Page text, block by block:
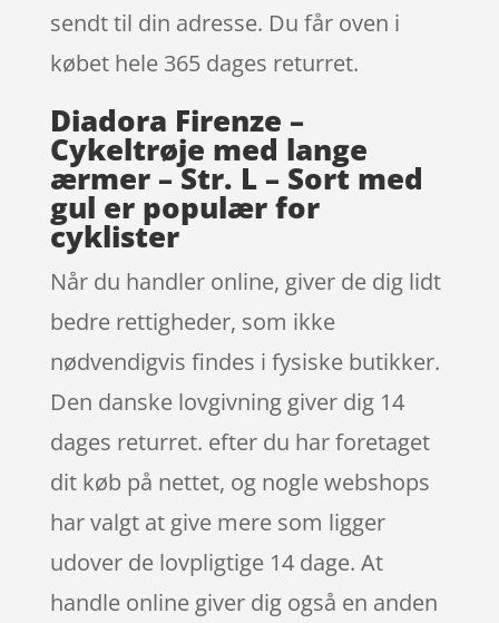
sendt til din adresse. Du får oven i
købet hele 365 dages returret.
Diadora Firenze –
Cykeltrøje med lange
ærmer – Str. L – Sort med
gul er populær for
cyklister
Når du handler online, giver de dig lidt
bedre rettigheder, som ikke
nødvendigvis findes i fysiske butikker.
Den danske lovgivning giver dig 14
dages returret. efter du har foretaget
dit køb på nettet, og nogle webshops
har valgt at give mere som ligger
udover de lovpligtige 14 dage. At
handle online giver dig også en anden